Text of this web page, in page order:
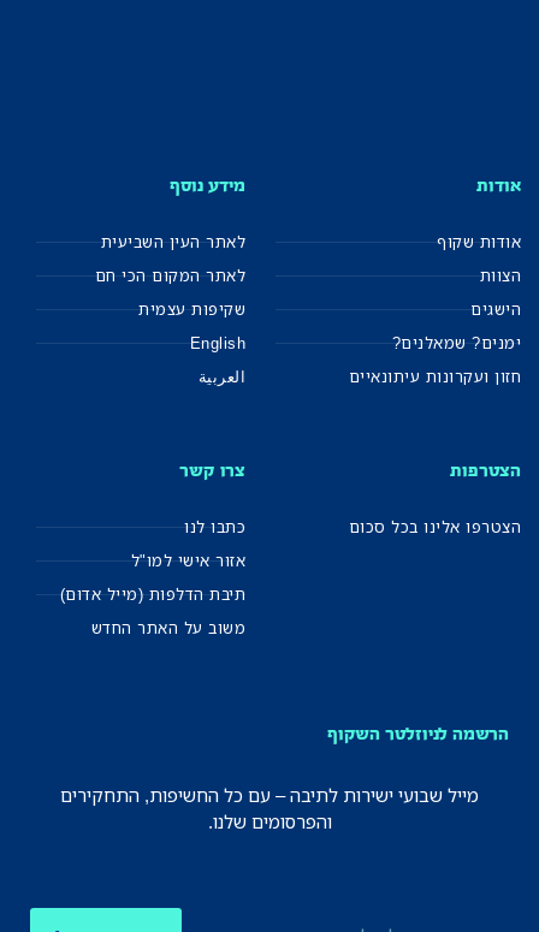
אודות
אודות שקוף
הצוות
הישגים
ימנים? שמאלנים?
חזון ועקרונות עיתונאיים
מידע נוסף
לאתר העין השביעית
לאתר המקום הכי חם
שקיפות עצמית
English
العربية
הצטרפות
הצטרפו אלינו בכל סכום
צרו קשר
כתבו לנו
אזור אישי למו"ל
תיבת הדלפות (מייל אדום)
משוב על האתר החדש
הרשמה לניוזלטר השקוף
מייל שבועי ישירות לתיבה – עם כל החשיפות, התחקירים
והפרסומים שלנו.